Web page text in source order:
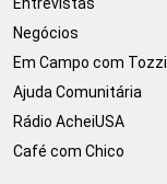
Negócios
Em Campo com Tozzi
Ajuda Comunitária
Rádio AcheiUSA
Café com Chico